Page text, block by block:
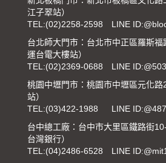
江子翠站）
TEL:(02)2258-2598
LINE
台北師大門市：台北市中正區羅斯
運台電大樓站）
TEL:(02)2369-0688
LINE
桃園中壢門市：桃園市中壢區元化
站）
TEL:(03)422-1988
LINE
台中總工廠：台中市大里區鐵路街
台灣銀行）
TEL:(04)2486-6528 LINE